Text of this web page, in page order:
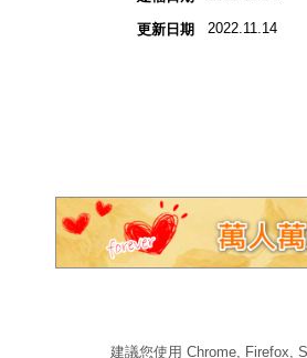
更新日期 2022.11.14
建議您使用 Chrome, Firefox,